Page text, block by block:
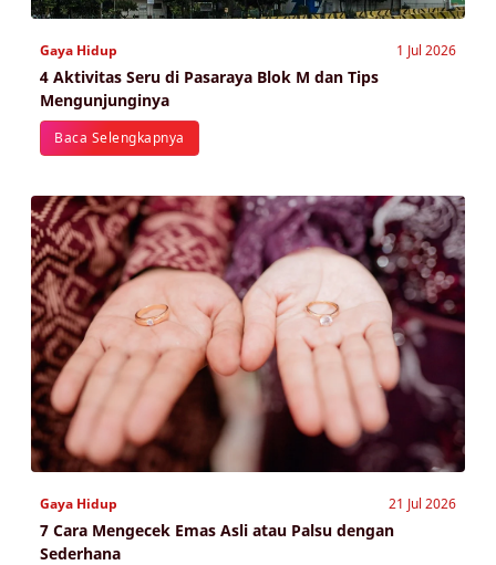
Gaya Hidup 1 Jul 2026
4 Aktivitas Seru di Pasaraya Blok M dan Tips
Mengunjunginya
Baca Selengkapnya
Gaya Hidup 21 Jul 2026
7 Cara Mengecek Emas Asli atau Palsu dengan
Sederhana